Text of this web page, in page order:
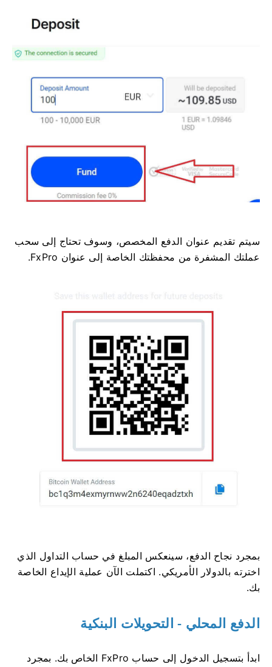
سيتم تقديم عنوان الدفع المخصص، وسوف تحتاج إلى سحب
عملتك المشفرة من محفظتك الخاصة إلى عنوان FxPro.
بمجرد نجاح الدفع، سينعكس المبلغ في حساب التداول الذي
اخترته بالدولار الأمريكي. اكتملت الآن عملية الإيداع الخاصة
بك.
الدفع المحلي - التحويلات البنكية
ابدأ بتسجيل الدخول إلى حساب FxPro الخاص بك. بمجرد